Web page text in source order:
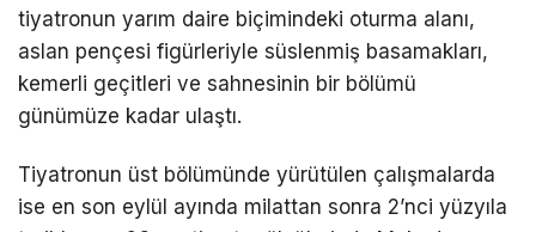
tiyatronun yarım daire biçimindeki oturma alanı,
aslan pençesi figürleriyle süslenmiş basamakları,
kemerli geçitleri ve sahnesinin bir bölümü
günümüze kadar ulaştı.
Tiyatronun üst bölümünde yürütülen çalışmalarda
ise en son eylül ayında milattan sonra 2’nci yüzyıla